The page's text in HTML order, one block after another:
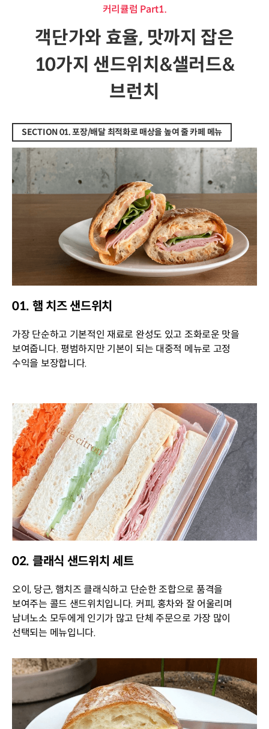
커리큘럼 Part1.
객단가와 효율, 맛까지 잡은
10가지 샌드위치&샐러드&
브런치
SECTION 01. 포장/배달 최적화로 매상을 높여 줄 카페 메뉴
01. 햄 치즈 샌드위치
가장 단순하고 기본적인 재료로 완성도 있고 조화로운 맛을
보여줍니다. 평범하지만 기본이 되는 대중적 메뉴로 고정
수익을 보장합니다.
02. 클래식 샌드위치 세트
오이, 당근, 햄치즈 클래식하고 단순한 조합으로 품격을
보여주는 콜드 샌드위치입니다. 커피, 홍차와 잘 어울리며
남녀노소 모두에게 인기가 많고 단체 주문으로 가장 많이
선택되는 메뉴입니다.